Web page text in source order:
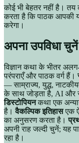
कोई भी बेहतर नहीं है।
करता है कि पाठक आपकी
करेगा।
अपना उपविधा चुनें
विज्ञान कथा के भीतर
परंपराएँ और पाठक वर्ग हैं।
— साम्राज्य, युद्ध,
के साथ जोड़ता है, AI और
डिस्टोपियनकथा एक
है।वैकल्पिक इतिहासएक
का अनुसरण करता है।
अपनी राह जल्दी चुनें; यह
रहा है।